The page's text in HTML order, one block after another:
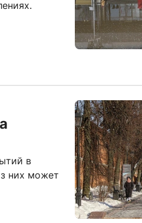
в
них может